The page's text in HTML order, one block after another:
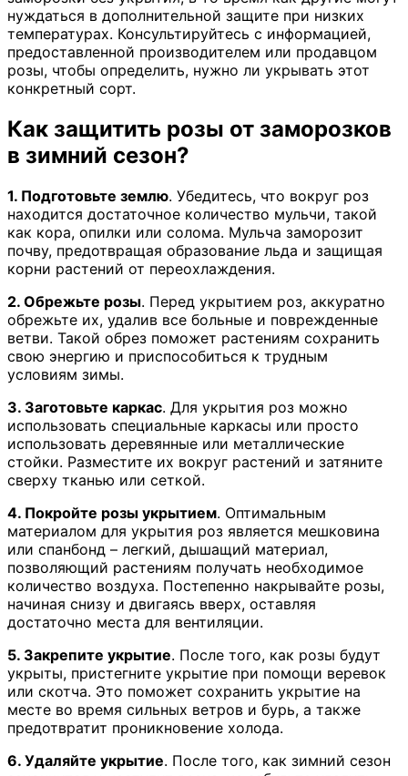
нуждаться в дополнительной защите при низких
температурах. Консультируйтесь с информацией,
предоставленной производителем или продавцом
розы, чтобы определить, нужно ли укрывать этот
конкретный сорт.
Как защитить розы от заморозков
в зимний сезон?
1. Подготовьте землю. Убедитесь, что вокруг роз
находится достаточное количество мульчи, такой
как кора, опилки или солома. Мульча заморозит
почву, предотвращая образование льда и защищая
корни растений от переохлаждения.
2. Обрежьте розы. Перед укрытием роз, аккуратно
обрежьте их, удалив все больные и поврежденные
ветви. Такой обрез поможет растениям сохранить
свою энергию и приспособиться к трудным
условиям зимы.
3. Заготовьте каркас. Для укрытия роз можно
использовать специальные каркасы или просто
использовать деревянные или металлические
стойки. Разместите их вокруг растений и затяните
сверху тканью или сеткой.
4. Покройте розы укрытием. Оптимальным
материалом для укрытия роз является мешковина
или спанбонд – легкий, дышащий материал,
позволяющий растениям получать необходимое
количество воздуха. Постепенно накрывайте розы,
начиная снизу и двигаясь вверх, оставляя
достаточно места для вентиляции.
5. Закрепите укрытие. После того, как розы будут
укрыты, пристегните укрытие при помощи веревок
или скотча. Это поможет сохранить укрытие на
месте во время сильных ветров и бурь, а также
предотвратит проникновение холода.
6. Удаляйте укрытие. После того, как зимний сезон